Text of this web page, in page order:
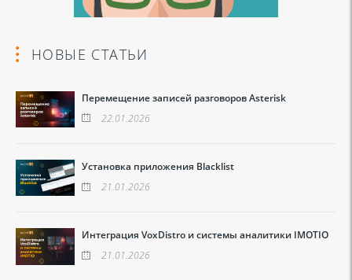
НОВЫЕ СТАТЬИ
Перемещение записей разговоров Asterisk
22.01.2026
Установка приложения Blacklist
21.01.2026
Интеграция VoxDistro и системы аналитики IMOTIO
21.01.2026